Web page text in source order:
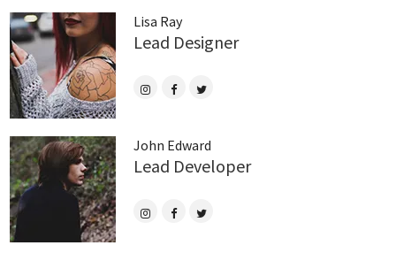
Lisa Ray
Lead Designer
John Edward
Lead Developer